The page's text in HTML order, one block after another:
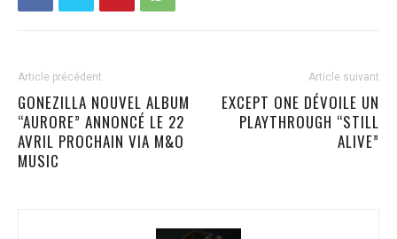
Article précédent
GONEZILLA NOUVEL ALBUM
“AURORE” ANNONCÉ LE 22
AVRIL PROCHAIN VIA M&O
MUSIC
Article suivant
EXCEPT ONE DÉVOILE UN
PLAYTHROUGH “STILL
ALIVE”